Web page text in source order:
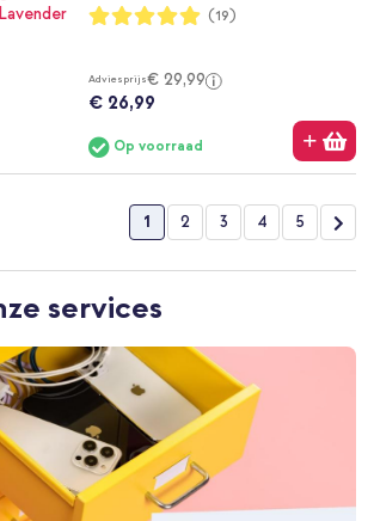
Waardering:
100%
(19)
Adviesprijs€ 29,99
€ 26,99
Op voorraad
Pagina
U lees momenteel pagina
1 Pagina
2 Pagina
3 Pagina
4 Pagina
5
services